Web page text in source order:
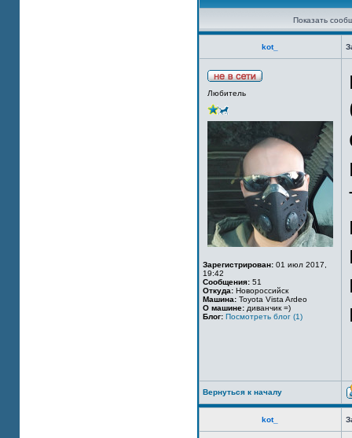
Показать
kot_
Любитель
Зарегистрирован: 01 июл 2017,
19:42
Сообщения: 51
Откуда: Новороссийск
Машина: Toyota Vista Ardeo
О машине: диванчик =)
Блог: Посмотреть блог (1)
Вернуться к началу
kot_